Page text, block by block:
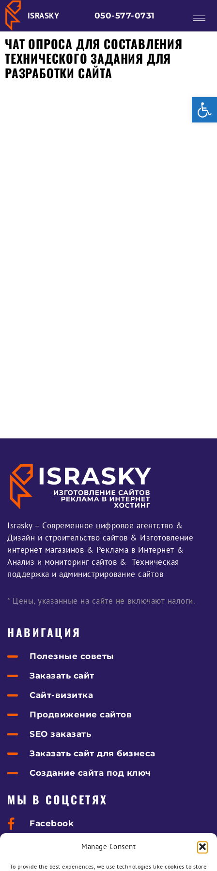
Manage Consent
To provide the best experiences, we use technologies like cookies to store
ISRASKY 050-577-0731
ЧАТ ОПРОСА ДЛЯ СОСТАВЛЕНИЯ
ТЕХНИЧЕСКОГО ЗАДАНИЯ ДЛЯ
РАЗРАБОТКИ САЙТА
Israsky – Современное цифровое агентство &
Дизайн и строительство сайтов & Изготовление
интернет магазинов & Реклама в Интернет &
Анализ и мониторинг сайтов & Техническая
поддержка и администрирование сайтов
* Цены, указанные на сайте не включают налоги.
НАВИГАЦИЯ
Полезные советы
Заказать сайт
Сайт-визитка
Продвижение сайтов
SEO заказать
Заказать сайт для бизнеса
Создание сайта под ключ
МЫ В СОЦСЕТЯХ
Facebook
ДЛЯ КЛИЕНТОВ